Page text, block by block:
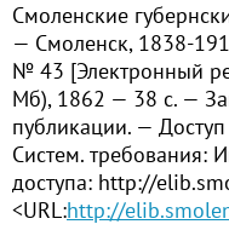
Смоленские
— Смоленск, 1838-
№ 43 [Электронный
Мб), 1862 — 38 с. —
публикации. —
Систем. требования:
доступа: http://
<URL:http://